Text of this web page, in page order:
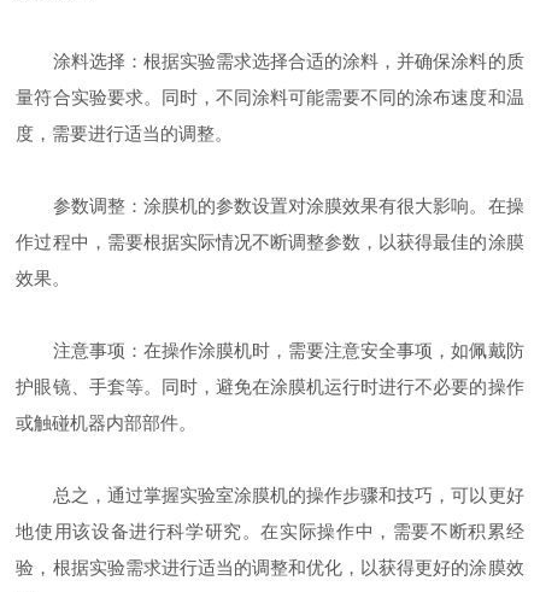
涂料选择：根据实验需求选择合适的涂料，并确保涂料的质
量符合实验要求。同时，不同涂料可能需要不同的涂布速度和温
度，需要进行适当的调整。
参数调整：涂膜机的参数设置对涂膜效果有很大影响。在操
作过程中，需要根据实际情况不断调整参数，以获得最佳的涂膜
效果。
注意事项：在操作涂膜机时，需要注意安全事项，如佩戴防
护眼镜、手套等。同时，避免在涂膜机运行时进行不必要的操作
或触碰机器内部部件。
总之，通过掌握实验室涂膜机的操作步骤和技巧，可以更好
地使用该设备进行科学研究。在实际操作中，需要不断积累经
验，根据实验需求进行适当的调整和优化，以获得更好的涂膜效